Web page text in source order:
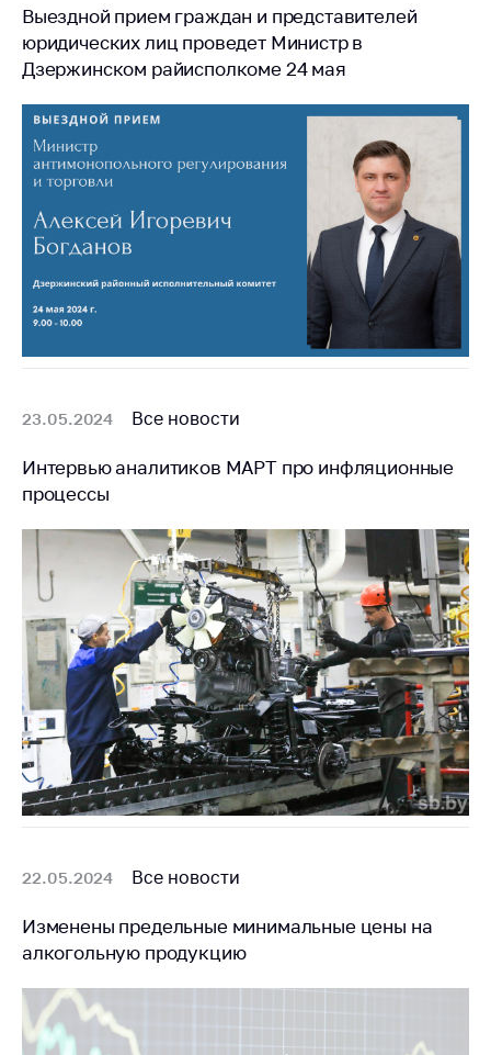
конкуренция
Торговля и услуги
контроль закупок
Защита прав
потребителей
Регулирование
рекламной
деятельности
Международное
сотрудничество
регулирования
Выставочная
Республике
Беларусь
Защита
персональных
данных
Новости
Обратиться в МАРТ
Личный прием
граждан и юр. лиц
линия
Электронные
обращения
Сообщить о росте
цен на товары
Выездной прием граждан и представителей
юридических лиц проведет Министр в
Дзержинском райисполкоме 24 мая
23.05.2024 Все новости
Интервью аналитиков МАРТ про инфляционные
процессы
22.05.2024 Все новости
Изменены предельные минимальные цены на
алкогольную продукцию